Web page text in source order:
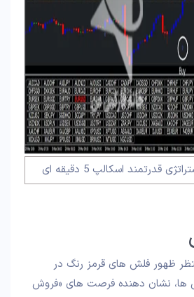
قدرتمند اسکالپ 5 دقیقه ای
ظهور فلش های قرمز رنگ در
ها، نشان دهنده فرصت های «فروش